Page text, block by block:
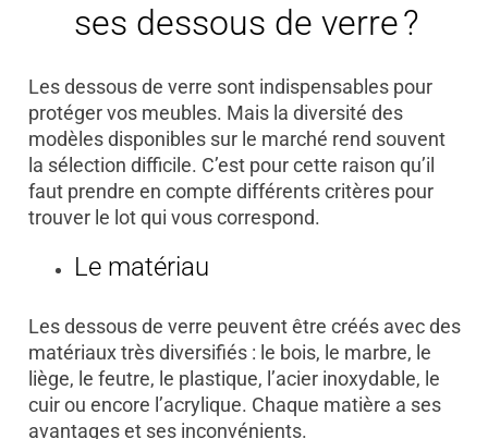
ses dessous de verre ?
Les dessous de verre sont indispensables pour
protéger vos meubles. Mais la diversité des
modèles disponibles sur le marché rend souvent
la sélection difficile. C’est pour cette raison qu’il
faut prendre en compte différents critères pour
trouver le lot qui vous correspond.
Le matériau
Les dessous de verre peuvent être créés avec des
matériaux très diversifiés : le bois, le marbre, le
liège, le feutre, le plastique, l’acier inoxydable, le
cuir ou encore l’acrylique. Chaque matière a ses
avantages et ses inconvénients.